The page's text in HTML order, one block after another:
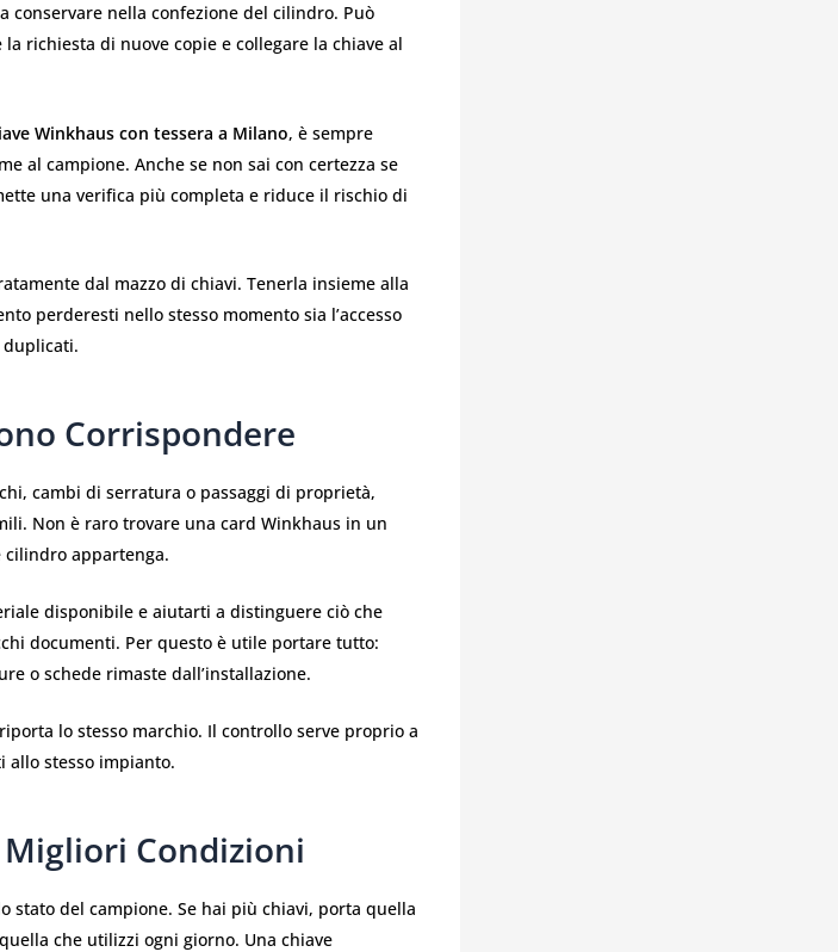
conservare nella confezione del cilindro. Può
richiesta di nuove copie e collegare la chiave al
Winkhaus con tessera a Milano, è sempre
al campione. Anche se non sai con certezza se
una verifica più completa e riduce il rischio di
dal mazzo di chiavi. Tenerla insieme alla
perderesti nello stesso momento sia l’accesso
Corrispondere
cambi di serratura o passaggi di proprietà,
Non è raro trovare una card Winkhaus in un
cilindro appartenga.
disponibile e aiutarti a distinguere ciò che
documenti. Per questo è utile portare tutto:
o schede rimaste dall’installazione.
lo stesso marchio. Il controllo serve proprio a
allo stesso impianto.
Condizioni
stato del campione. Se hai più chiavi, porta quella
che utilizzi ogni giorno. Una chiave